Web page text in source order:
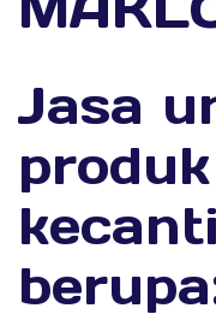
Jasa
produk